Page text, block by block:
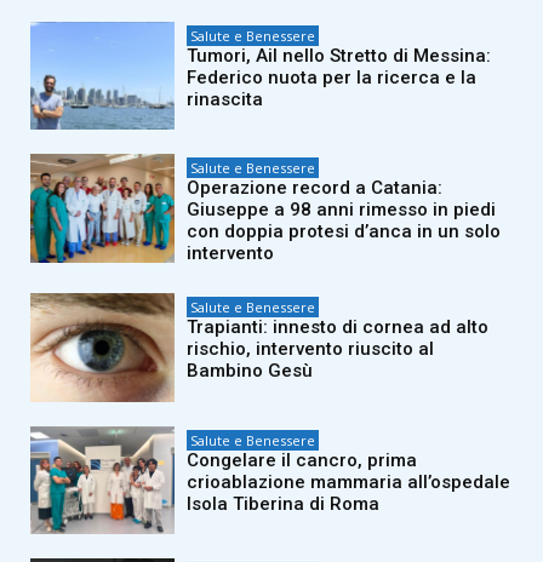
Salute e Benessere
Tumori, Ail nello Stretto di Messina:
Federico nuota per la ricerca e la
rinascita
Salute e Benessere
Operazione record a Catania:
Giuseppe a 98 anni rimesso in piedi
con doppia protesi d’anca in un solo
intervento
Salute e Benessere
Trapianti: innesto di cornea ad alto
rischio, intervento riuscito al
Bambino Gesù
Salute e Benessere
Congelare il cancro, prima
crioablazione mammaria all’ospedale
Isola Tiberina di Roma